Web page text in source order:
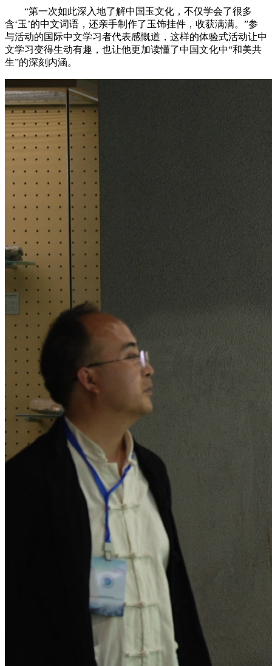
“第一次如此深入地了解中国玉文化，不仅学会了很多
含‘玉’的中文词语，还亲手制作了玉饰挂件，收获满满。”参
与活动的国际中文学习者代表感慨道，这样的体验式活动让中
文学习变得生动有趣，也让他更加读懂了中国文化中“和美共
生”的深刻内涵。